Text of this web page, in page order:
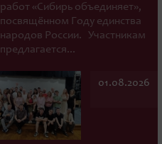
работ «Сибирь объединяет»,
посвящённом Году единства
народов России. Участникам
предлагается...
01.08.2026